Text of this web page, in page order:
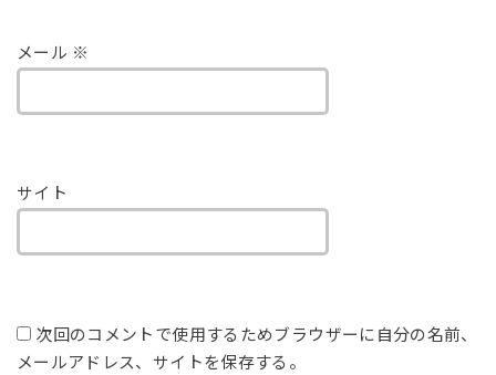
メール ※
サイト
次回のコメントで使用するためブラウザーに自分の名前、
メールアドレス、サイトを保存する。